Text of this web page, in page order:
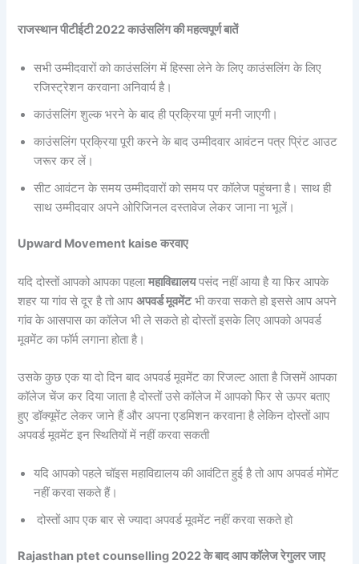
राजस्थान पीटीईटी 2022 काउंसलिंग की महत्वपूर्ण बातें
सभी उम्मीदवारों को काउंसलिंग में हिस्सा लेने के लिए काउंसलिंग के लिए
रजिस्ट्रेशन करवाना अनिवार्य है।
काउंसलिंग शुल्क भरने के बाद ही प्रक्रिया पूर्ण मनी जाएगी।
काउंसलिंग प्रक्रिया पूरी करने के बाद उम्मीदवार आवंटन पत्र प्रिंट आउट
जरूर कर लें।
सीट आवंटन के समय उम्मीदवारों को समय पर कॉलेज पहुंचना है। साथ ही
साथ उम्मीदवार अपने ओरिजिनल दस्तावेज लेकर जाना ना भूलें।
Upward Movement kaise करवाए
यदि दोस्तों आपको आपका पहलामहाविद्यालयपसंद नहीं आया है या फिर आपके
शहर या गांव से दूर है तो आपअपवर्ड मूवमेंटभी करवा सकते हो इससे आप अपने
गांव के आसपास का कॉलेज भी ले सकते हो दोस्तों इसके लिए आपको अपवर्ड
मूवमेंट का फॉर्म लगाना होता है।
उसके कुछ एक या दो दिन बाद अपवर्ड मूवमेंट का रिजल्ट आता है जिसमें आपका
कॉलेज चेंज कर दिया जाता है दोस्तों उसे कॉलेज में आपको फिर से ऊपर बताए
हुए डॉक्यूमेंट लेकर जाने हैं और अपना एडमिशन करवाना है लेकिन दोस्तों आप
अपवर्ड मूवमेंट इन स्थितियों में नहीं करवा सकती
यदि आपको पहले चॉइस महाविद्यालय की आवंटित हुई है तो आप अपवर्ड मोमेंट
नहीं करवा सकते हैं।
दोस्तों आप एक बार से ज्यादा अपवर्ड मूवमेंट नहीं करवा सकते हो
Rajasthan ptet counselling 2022 के बाद आप कॉलेज रेगुलर जाए